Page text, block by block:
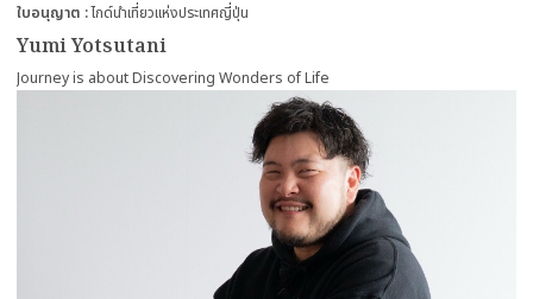
Yumi Yotsutani
ใบอนุญาต ไกด์นำเที่ยวแห่งประเทศญี่ปุ่น
Journey is about Discovering Wonders of Life
more